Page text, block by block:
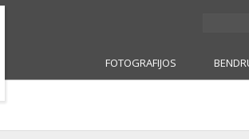
FOTOGRAFIJOS